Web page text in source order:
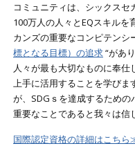
コミュニティは、シックスセ
100万人の人々とEQスキル
カンズの重要なコンピテンシ
標となる目標）の追求“があ
人々が最も大切なものに奉
上手に活用することを学びま
が、SDGｓを達成するため
重要なことであると我々は信
国際認定資格の詳細はこち